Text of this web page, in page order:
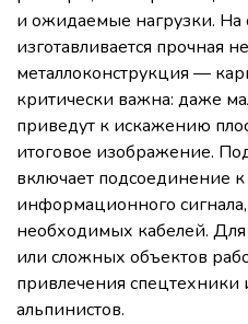
и ожидаемые нагрузки. На
изготавливается прочная
металлоконструкция —
критически важна: даже
приведут к искажению
итоговое изображение.
включает подсоединение
информационного
необходимых кабелей.
или сложных объектов
привлечения
альпинистов.